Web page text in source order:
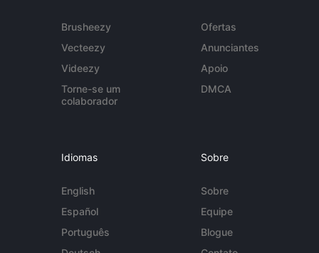
Brusheezy
Vecteezy
Videezy
Torne-se um
colaborador
Ofertas
Anunciantes
Apoio
DMCA
Idiomas
English
Español
Português
Sobre
Sobre
Equipe
Blogue